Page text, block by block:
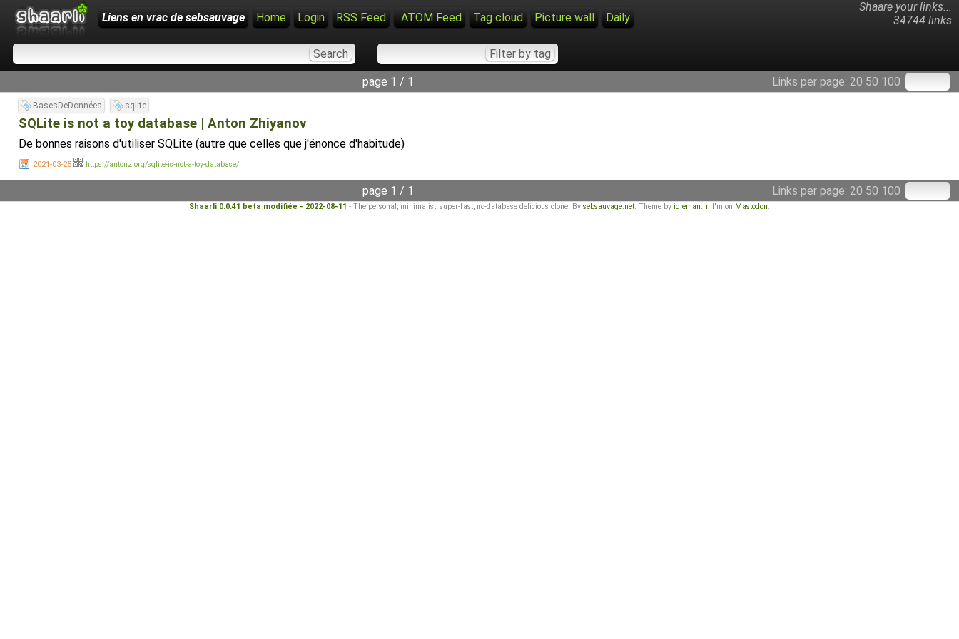
Shaare your links...
34744 links
Liens en vrac de sebsauvage Home Login RSS Feed ATOM Feed Tag cloud Picture wall Daily
Links per page: 20 50 100
page 1 / 1
BasesDeDonnées sqlite
SQLite is not a toy database | Anton Zhiyanov
De bonnes raisons d'utiliser SQLite (autre que celles que j'énonce d'habitude)
2021-03-25 https://antonz.org/sqlite-is-not-a-toy-database/
Links per page: 20 50 100
page 1 / 1
Shaarli 0.0.41 beta modifiée - 2022-08-11 - The personal, minimalist, super-fast, no-database delicious clone. By sebsauvage.net. Theme by idleman.fr. I'm on Mastodon.